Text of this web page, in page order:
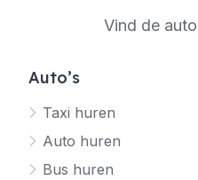
Vind de
Auto’s
Taxi huren
Auto huren
Bus huren